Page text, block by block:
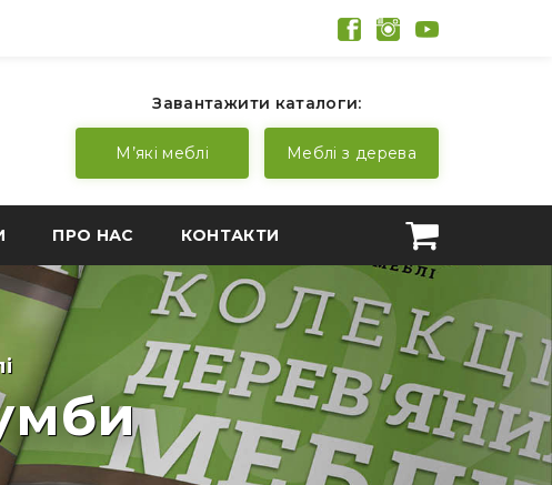
Завантажити каталоги:
М’які меблі Меблі з дерева
ПРО НАС КОНТАКТИ